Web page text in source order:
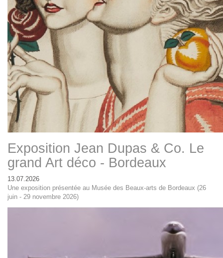
Exposition Jean Dupas & Co. Le
grand Art déco - Bordeaux
13.07.2026
Une exposition présentée au Musée des Beaux-arts de Bordeaux (26
juin - 29 novembre 2026)